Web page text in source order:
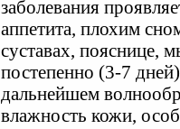
заболевания
аппетита, плохим
суставах, пояснице,
постепенно (3-7
дальнейшем
влажность кожи,